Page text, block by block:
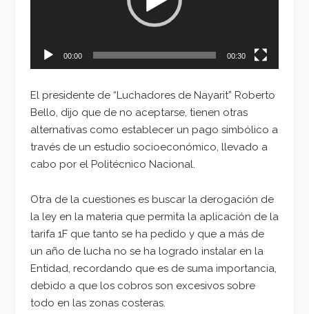
00:00 00:30
El presidente de “Luchadores de Nayarit” Roberto
Bello, dijo que de no aceptarse, tienen otras
alternativas como establecer un pago simbólico a
través de un estudio socioeconómico, llevado a
cabo por el Politécnico Nacional.
Otra de la cuestiones es buscar la derogación de
la ley en la materia que permita la aplicación de la
tarifa 1F que tanto se ha pedido y que a más de
un año de lucha no se ha logrado instalar en la
Entidad, recordando que es de suma importancia,
debido a que los cobros son excesivos sobre
todo en las zonas costeras.